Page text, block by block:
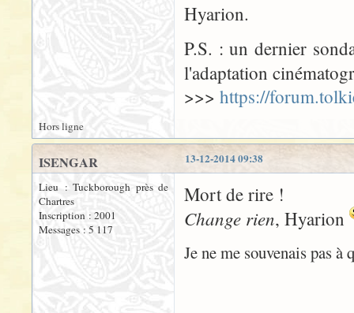
Hyarion.
P.S. : un dernier
l'adaptation
>>> https://
Hors ligne
13-12-2014 09:38
ISENGAR
Lieu : Tuckborough près de
Chartres
Inscription : 2001
Messages : 5 117
Mort de rire !
Change rien, Hyarion
Je ne me souvenais pas